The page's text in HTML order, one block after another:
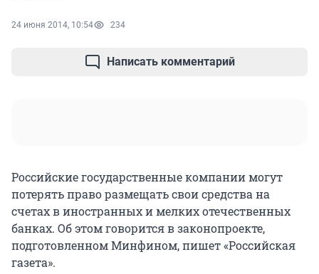
24 июня 2014, 10:54 234
Написать комментарий
Российские государственные компании могут
потерять право размещать свои средства на
счетах в иностранных и мелких отечественных
банках. Об этом говорится в законопроекте,
подготовленном Минфином, пишет «Российская
газета».